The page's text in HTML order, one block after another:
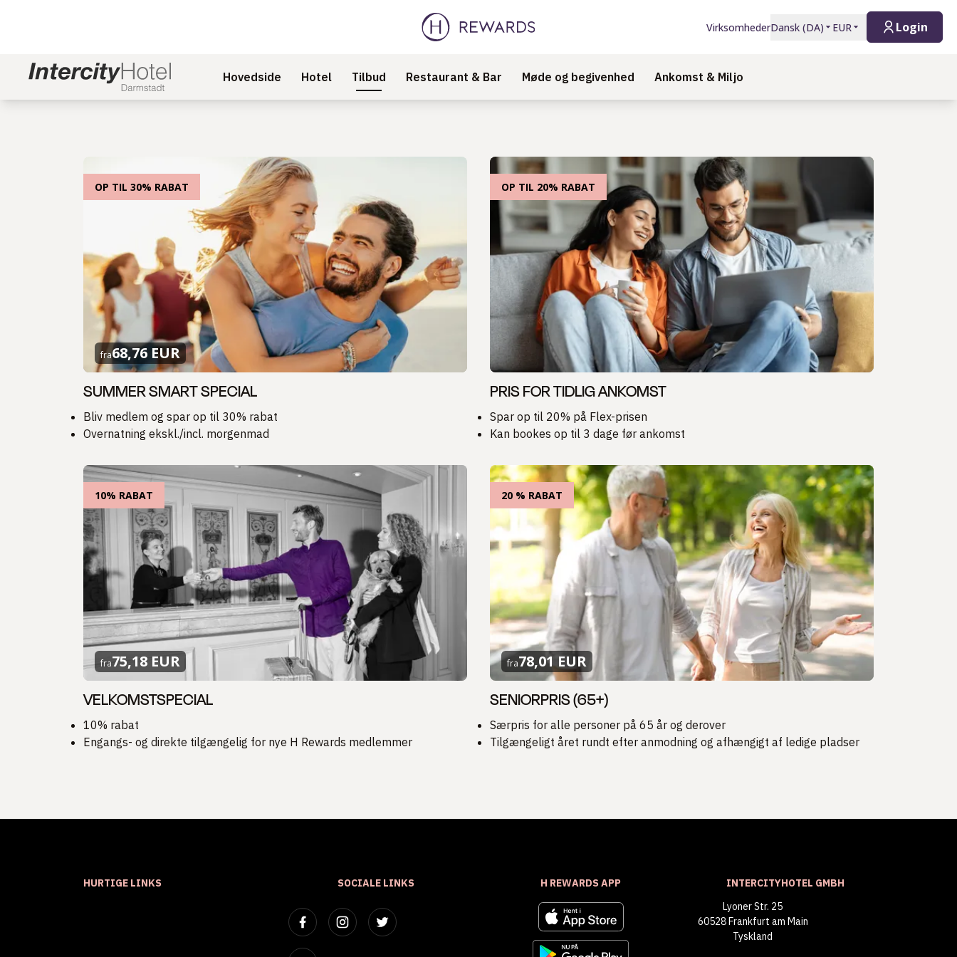
VirksomhederDansk (DA) EUR Login
Hovedside Hotel Tilbud Restaurant & Bar Møde og begivenhed Ankomst & Miljo
OP TIL 30% RABAT
fra68,76 EUR
SUMMER SMART SPECIAL
Bliv medlem og spar op til 30% rabat
Overnatning ekskl./incl. morgenmad
OP TIL 20% RABAT
PRIS FOR TIDLIG ANKOMST
Spar op til 20% på Flex-prisen
Kan bookes op til 3 dage før ankomst
10% RABAT
fra75,18 EUR
VELKOMSTSPECIAL
10% rabat
Engangs- og direkte tilgængelig for nye H Rewards medlemmer
20 % RABAT
fra78,01 EUR
SENIORPRIS (65+)
Særpris for alle personer på 65 år og derover
Tilgængeligt året rundt efter anmodning og afhængigt af ledige pladser
HURTIGE LINKS SOCIALE LINKS H REWARDS APP
INTERCITYHOTEL GMBH
Lyoner Str. 25
60528 Frankfurt am Main
Tyskland